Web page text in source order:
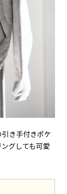
引き手付きポケ
グしても可愛